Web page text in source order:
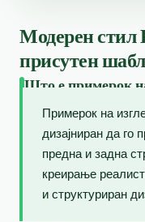
Модерен стил
присутен
Што е примерок
Примерок на
дизајниран да го
предна и задна
креирање
и структуриран